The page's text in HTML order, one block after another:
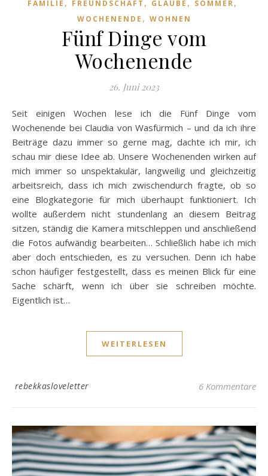
FAMILIE FREUNDSCHAFT GLAUBE SOMMER
WOCHENENDE , WOHNEN
Fünf Dinge vom
Wochenende
26. Juni 2023
Seit einigen Wochen lese ich die Fünf Dinge vom
Wochenende bei Claudia von Wasfürmich – und da ich ihre
Beiträge dazu immer so gerne mag, dachte ich mir, ich
schau mir diese Idee ab. Unsere Wochenenden wirken auf
mich immer so unspektakulär, langweilig und gleichzeitig
arbeitsreich, dass ich mich zwischendurch fragte, ob so
eine Blogkategorie für mich überhaupt funktioniert. Ich
wollte außerdem nicht stundenlang an diesem Beitrag
sitzen, ständig die Kamera mitschleppen und anschließend
die Fotos aufwändig bearbeiten… Schließlich habe ich mich
aber doch entschieden, es zu versuchen. Denn ich habe
schon häufiger festgestellt, dass es meinen Blick für eine
Sache schärft, wenn ich über sie schreiben möchte.
Eigentlich ist…
WEITERLESEN
rebekkasloveletter 6 Kommentare